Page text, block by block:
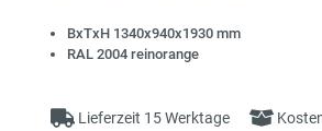
BxTxH 1340x940x1930 mm
RAL 2004 reinorange
Lieferzeit 15 Werktage